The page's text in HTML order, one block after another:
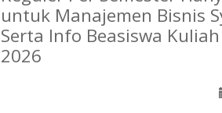
untuk Manajemen Bisnis
Serta Info Beasiswa
2026